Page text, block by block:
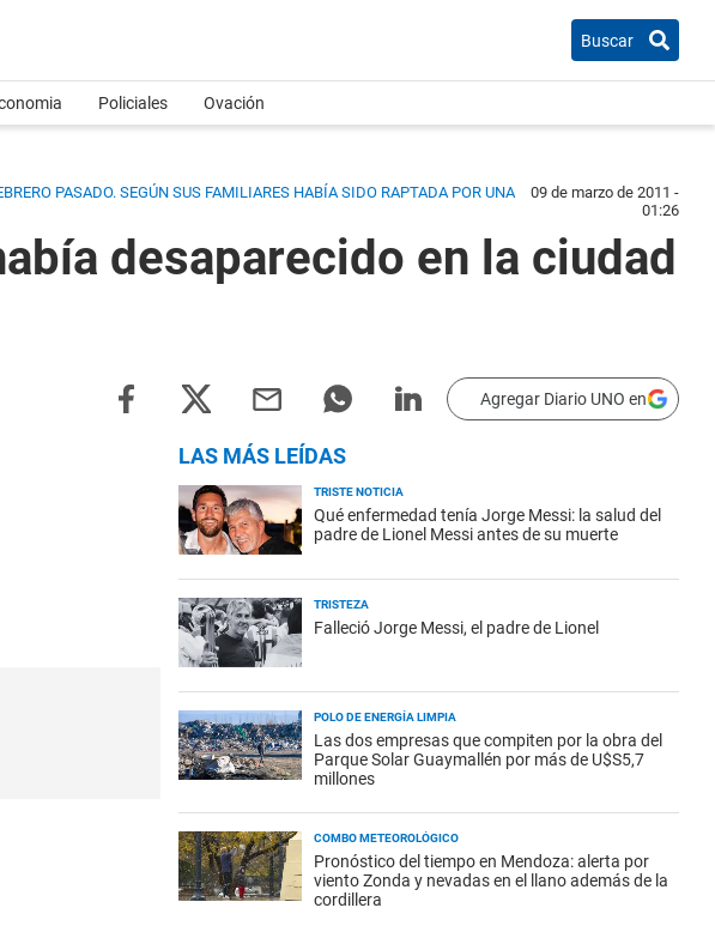
Buscar
Policiales Ovación
PASADO. SEGÚN SUS FAMILIARES HABÍA SIDO RAPTADA POR UNA
09 de marzo de 2011 -
01:26
desaparecido en la ciudad
Agregar Diario UNO en
LAS MÁS LEÍDAS
TRISTE NOTICIA
Qué enfermedad tenía Jorge Messi: la salud del
padre de Lionel Messi antes de su muerte
TRISTEZA
Falleció Jorge Messi, el padre de Lionel
POLO DE ENERGÍA LIMPIA
Las dos empresas que compiten por la obra del
Parque Solar Guaymallén por más de U$S5,7
millones
COMBO METEOROLÓGICO
Pronóstico del tiempo en Mendoza: alerta por
viento Zonda y nevadas en el llano además de la
cordillera